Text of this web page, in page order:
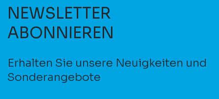
NEWSLETTER
ABONNIEREN
Erhalten Sie unsere Neuigkeiten und
Sonderangebote